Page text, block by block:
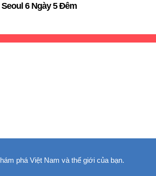
6 Ngày 5 Đêm
phá Việt Nam và thế giới của bạn.